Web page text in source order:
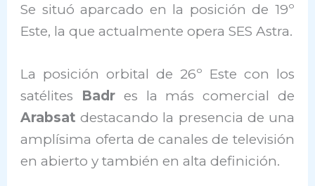
Se situó aparcado en la posición de 19º
Este, la que actualmente opera SES Astra.
La posición orbital de 26º Este con los
satélites Badr es la más comercial de
Arabsat destacando la presencia de una
amplísima oferta de canales de televisión
en abierto y también en alta definición.